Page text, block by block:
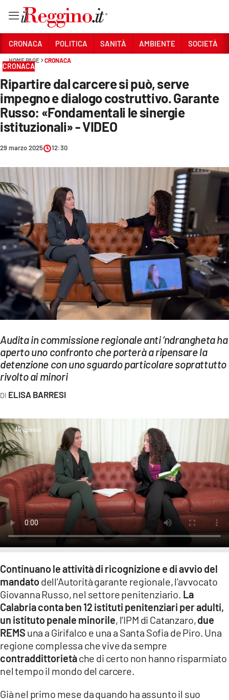
Sezioni
CRONACA
POLITICA
SANITÀ
AMBIENTE
SOCIETÀ
CULTURA
ECONOMIA E LAVORO
EVENTI
SPORT
Streaming
LAC TV
LAC ONAIR
LaC
Network
LACTV.IT
LACONAIR.IT
LACITYMAG.IT
ILREGGINO.IT
COSENZACHANNEL.IT
CATANZAROCHANNEL.IT
LACAPITALENEWS.IT
App
ANDROID
APPLE
CRONACA POLITICA SANITÀ AMBIENTE SOCIETÀ
HOME PAGE CRONACA
CRONACA
Ripartire dal carcere si può, serve
impegno e dialogo costruttivo. Garante
Russo: «Fondamentali le sinergie
istituzionali» - VIDEO
29 marzo 2025 12:30
Audita in commissione regionale anti ‘ndrangheta ha
aperto uno confronto che porterà a ripensare la
detenzione con uno sguardo particolare soprattutto
rivolto ai minori
ELISA BARRESI
Continuano le attività di ricognizione e di avvio del
mandatodell’Autorità garante regionale, l’avvocato
Giovanna Russo, nel settore penitenziario. La
Calabria conta ben 12 istituti penitenziari per adulti,
un istituto penale minorile, l’IPM di Catanzaro,due
REMS una a Girifalco e una a Santa Sofia de Piro. Una
regione complessa che vive da sempre
contraddittorietàche di certo non hanno risparmiato
nel tempo il mondo del carcere.
Già nel primo mese da quando ha assunto il suo